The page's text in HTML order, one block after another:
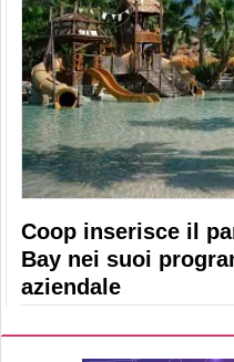
Coop inserisce il
Bay nei suoi
aziendale